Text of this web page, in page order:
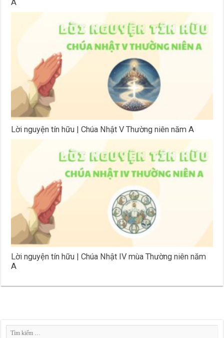
A
Lời nguyện tín hữu | Chúa Nhật V Thường niên năm A
Lời nguyện tín hữu | Chúa Nhật IV mùa Thường niên năm
A